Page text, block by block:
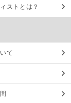
ストとは？
て